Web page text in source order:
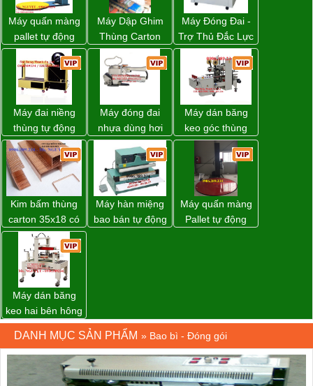
Máy quấn màng
pallet tự động
WP-55 chính
hãng Wellpack
giá tốt
Máy Dập Ghim
Thùng Carton
Wp-1200 Chính
Hãng Đài Loan
Máy Đóng Đai -
Trợ Thủ Đắc Lực
Cho Mọi Doanh
Nghiệp Trong
Khâu Đóng Gói
Máy đai niềng
thùng tự động
DBA-80A Đài
Loan giá rẻ
Máy đóng đai
nhựa dùng hơi
khí nén WP-20
Máy dán băng
keo góc thùng
carton giá tốt
Đồng Nai
Kim bấm thùng
carton 35x18 có
sẵn giá rẻ toàn
quốc
Máy hàn miệng
bao bán tự động
Máy quấn màng
Pallet tự động
Máy dán băng
keo hai bên hông
thùng carton
WP-5050SA giá
rẻ Miền Nam
DANH MỤC SẢN PHẨM » Bao bì - Đóng gói